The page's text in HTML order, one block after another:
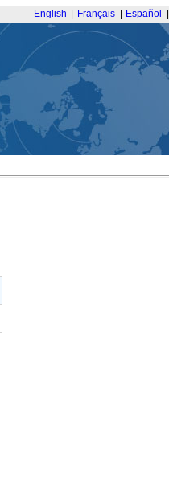
English Français Español